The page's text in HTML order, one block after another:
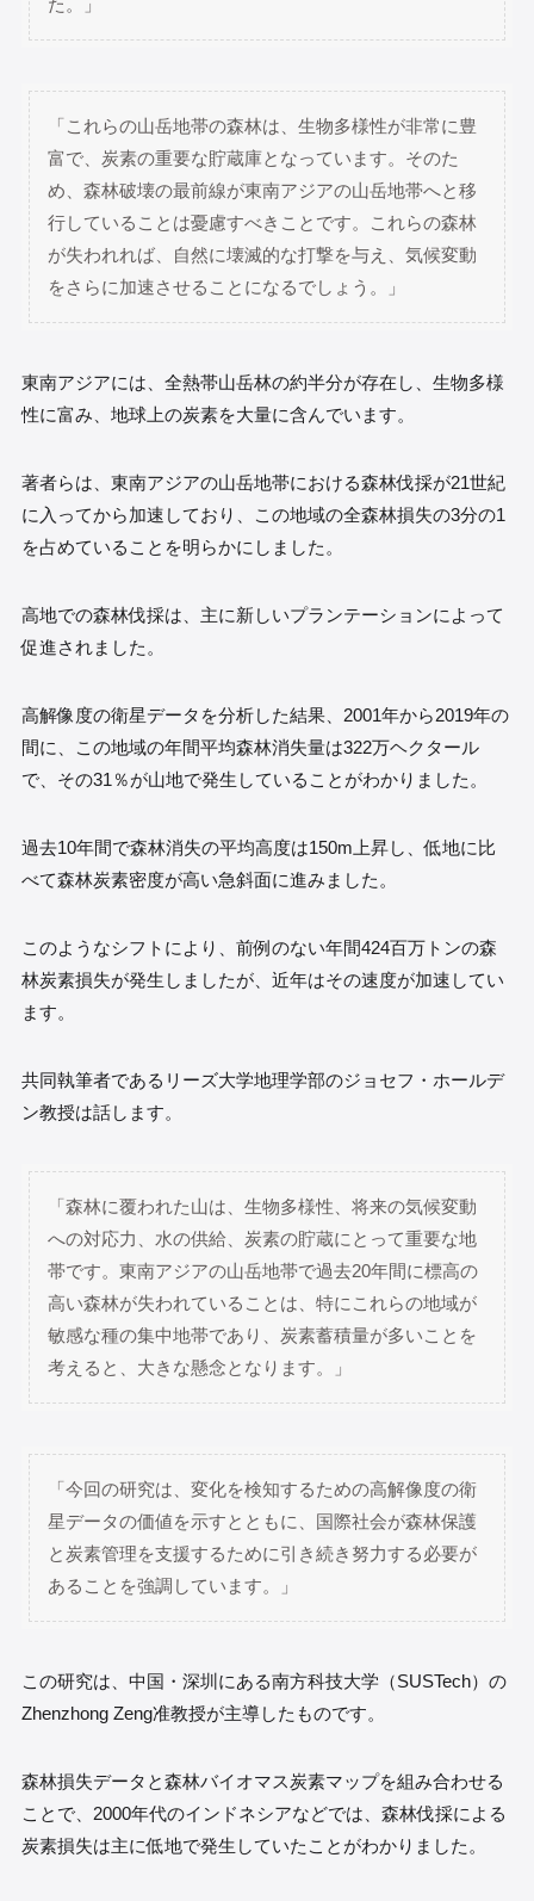
た。」
「これらの山岳地帯の森林は、生物多様性が非常に豊
富で、炭素の重要な貯蔵庫となっています。そのた
め、森林破壊の最前線が東南アジアの山岳地帯へと移
行していることは憂慮すべきことです。これらの森林
が失われれば、自然に壊滅的な打撃を与え、気候変動
をさらに加速させることになるでしょう。」
東南アジアには、全熱帯山岳林の約半分が存在し、生物多様
性に富み、地球上の炭素を大量に含んでいます。
著者らは、東南アジアの山岳地帯における森林伐採が21世紀
に入ってから加速しており、この地域の全森林損失の3分の1
を占めていることを明らかにしました。
高地での森林伐採は、主に新しいプランテーションによって
促進されました。
高解像度の衛星データを分析した結果、2001年から2019年の
間に、この地域の年間平均森林消失量は322万ヘクタール
で、その31％が山地で発生していることがわかりました。
過去10年間で森林消失の平均高度は150m上昇し、低地に比
べて森林炭素密度が高い急斜面に進みました。
このようなシフトにより、前例のない年間424百万トンの森
林炭素損失が発生しましたが、近年はその速度が加速してい
ます。
共同執筆者であるリーズ大学地理学部のジョセフ・ホールデ
ン教授は話します。
「森林に覆われた山は、生物多様性、将来の気候変動
への対応力、水の供給、炭素の貯蔵にとって重要な地
帯です。東南アジアの山岳地帯で過去20年間に標高の
高い森林が失われていることは、特にこれらの地域が
敏感な種の集中地帯であり、炭素蓄積量が多いことを
考えると、大きな懸念となります。」
「今回の研究は、変化を検知するための高解像度の衛
星データの価値を示すとともに、国際社会が森林保護
と炭素管理を支援するために引き続き努力する必要が
あることを強調しています。」
この研究は、中国・深圳にある南方科技大学（SUSTech）の
Zhenzhong Zeng准教授が主導したものです。
森林損失データと森林バイオマス炭素マップを組み合わせる
ことで、2000年代のインドネシアなどでは、森林伐採による
炭素損失は主に低地で発生していたことがわかりました。